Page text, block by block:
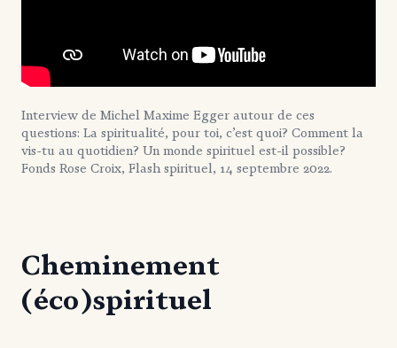
Interview de Michel Maxime Egger autour de ces
questions: La spiritualité, pour toi, c’est quoi? Comment la
vis-tu au quotidien? Un monde spirituel est-il possible?
Fonds Rose Croix, Flash spirituel, 14 septembre 2022.
Cheminement
(éco)spirituel